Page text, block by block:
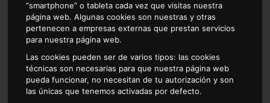
“smartphone” o tableta cada vez que visitas nuestra
página web. Algunas cookies son nuestras y otras
pertenecen a empresas externas que prestan servicios
para nuestra página web.
Las cookies pueden ser de varios tipos: las cookies
técnicas son necesarias para que nuestra página web
pueda funcionar, no necesitan de tu autorización y son
las únicas que tenemos activadas por defecto.
BATIDO CACAO ALTEZA PACK 6x20cl